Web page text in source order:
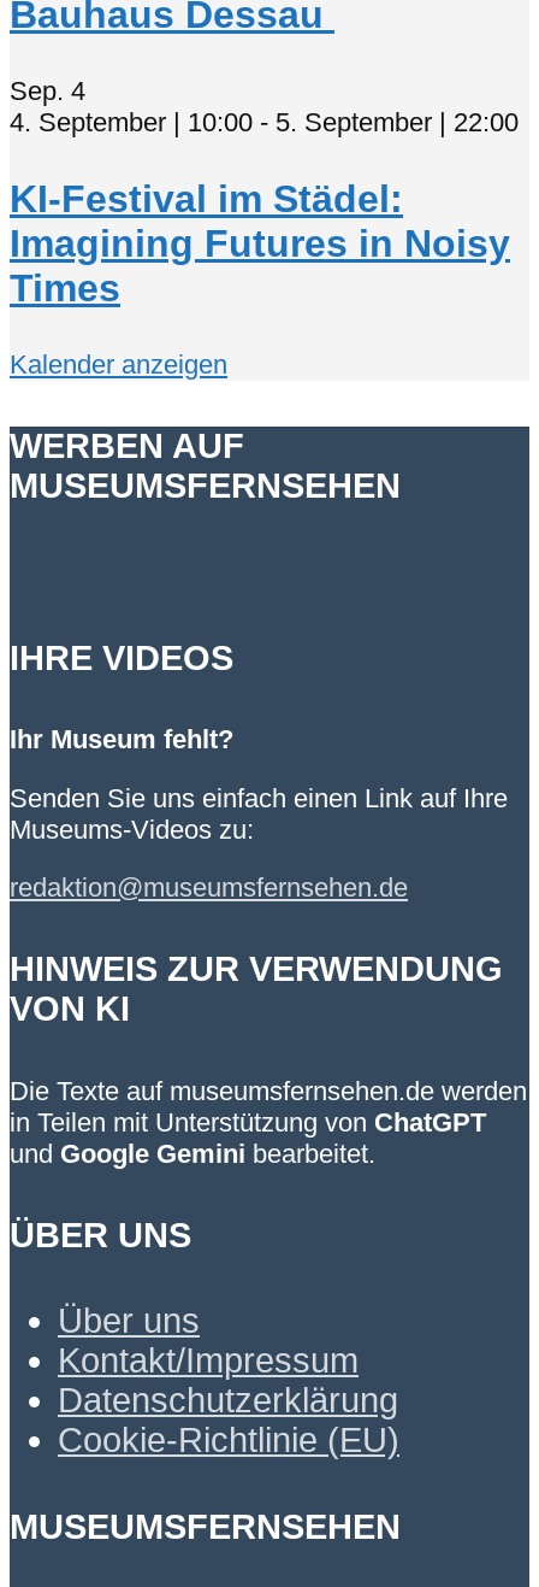
Bauhaus Dessau
Sep. 4
4. September | 10:00 - 5. September | 22:00
KI-Festival im Städel:
Imagining Futures in Noisy
Times
Kalender anzeigen
WERBEN AUF
MUSEUMSFERNSEHEN
IHRE VIDEOS
Ihr Museum fehlt?
Senden Sie uns einfach einen Link auf Ihre
Museums-Videos zu:
redaktion@museumsfernsehen.de
HINWEIS ZUR VERWENDUNG
VON KI
Die Texte auf museumsfernsehen.de werden
in Teilen mit Unterstützung von ChatGPT
und Google Gemini bearbeitet.
ÜBER UNS
Über uns
Kontakt/Impressum
Datenschutzerklärung
Cookie-Richtlinie (EU)
MUSEUMSFERNSEHEN